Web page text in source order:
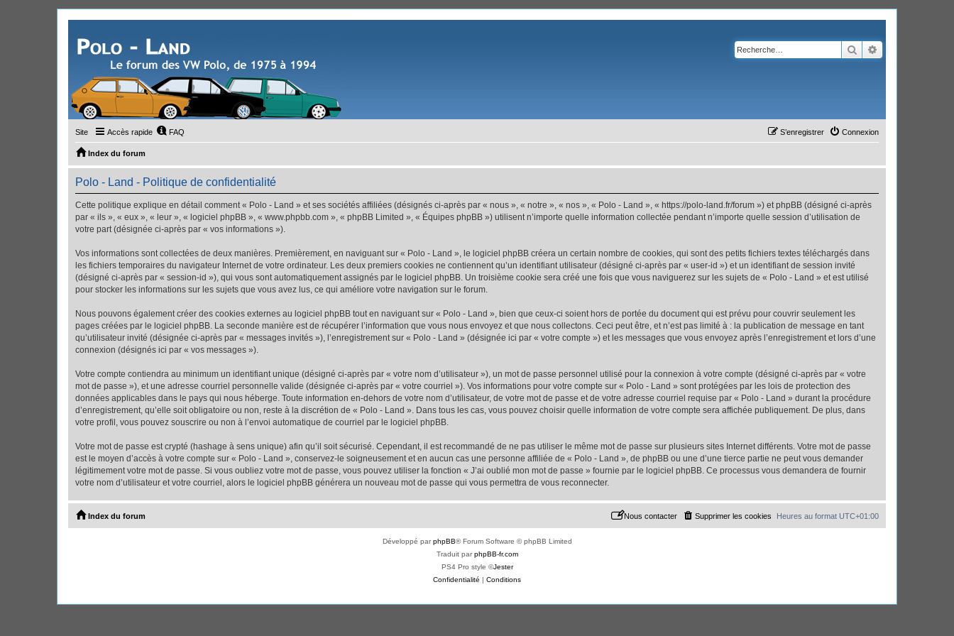
Rechercher
Site Accès rapide FAQ Connexion
S’enregistrer
Index du forum
Polo - Land - Politique de confidentialité
Cette politique explique en détail comment « Polo - Land » et ses sociétés affiliées (désignés ci-après par « nous », « notre », « nos », « Polo - Land », « https://polo-land.fr/forum ») et phpBB (désigné ci-après
par « ils », « eux », « leur », « logiciel phpBB », « www.phpbb.com », « phpBB Limited », « Équipes phpBB ») utilisent n’importe quelle information collectée pendant n’importe quelle session d’utilisation de
votre part (désignée ci-après par « vos informations »).
Vos informations sont collectées de deux manières. Premièrement, en naviguant sur « Polo - Land », le logiciel phpBB créera un certain nombre de cookies, qui sont des petits fichiers textes téléchargés dans
les fichiers temporaires du navigateur Internet de votre ordinateur. Les deux premiers cookies ne contiennent qu’un identifiant utilisateur (désigné ci-après par « user-id ») et un identifiant de session invité
(désigné ci-après par « session-id »), qui vous sont automatiquement assignés par le logiciel phpBB. Un troisième cookie sera créé une fois que vous naviguerez sur les sujets de « Polo - Land » et est utilisé
pour stocker les informations sur les sujets que vous avez lus, ce qui améliore votre navigation sur le forum.
Nous pouvons également créer des cookies externes au logiciel phpBB tout en naviguant sur « Polo - Land », bien que ceux-ci soient hors de portée du document qui est prévu pour couvrir seulement les
pages créées par le logiciel phpBB. La seconde manière est de récupérer l’information que vous nous envoyez et que nous collectons. Ceci peut être, et n’est pas limité à : la publication de message en tant
qu’utilisateur invité (désignée ci-après par « messages invités »), l’enregistrement sur « Polo - Land » (désignée ici par « votre compte ») et les messages que vous envoyez après l’enregistrement et lors d’une
connexion (désignés ici par « vos messages »).
Votre compte contiendra au minimum un identifiant unique (désigné ci-après par « votre nom d’utilisateur »), un mot de passe personnel utilisé pour la connexion à votre compte (désigné ci-après par « votre
mot de passe »), et une adresse courriel personnelle valide (désignée ci-après par « votre courriel »). Vos informations pour votre compte sur « Polo - Land » sont protégées par les lois de protection des
données applicables dans le pays qui nous héberge. Toute information en-dehors de votre nom d’utilisateur, de votre mot de passe et de votre adresse courriel requise par « Polo - Land » durant la procédure
d’enregistrement, qu’elle soit obligatoire ou non, reste à la discrétion de « Polo - Land ». Dans tous les cas, vous pouvez choisir quelle information de votre compte sera affichée publiquement. De plus, dans
votre profil, vous pouvez souscrire ou non à l’envoi automatique de courriel par le logiciel phpBB.
Votre mot de passe est crypté (hashage à sens unique) afin qu’il soit sécurisé. Cependant, il est recommandé de ne pas utiliser le même mot de passe sur plusieurs sites Internet différents. Votre mot de passe
est le moyen d’accès à votre compte sur « Polo - Land », conservez-le soigneusement et en aucun cas une personne affiliée de « Polo - Land », de phpBB ou une d’une tierce partie ne peut vous demander
légitimement votre mot de passe. Si vous oubliez votre mot de passe, vous pouvez utiliser la fonction « J’ai oublié mon mot de passe » fournie par le logiciel phpBB. Ce processus vous demandera de fournir
votre nom d’utilisateur et votre courriel, alors le logiciel phpBB générera un nouveau mot de passe qui vous permettra de vous reconnecter.
Index du forum Heures au format UTC+01:00
Supprimer les cookies
Nous contacter
Développé parphpBB® Forum Software © phpBB Limited
Traduit parphpBB-fr.com
PS4 Pro style ©Jester
Confidentialité | Conditions